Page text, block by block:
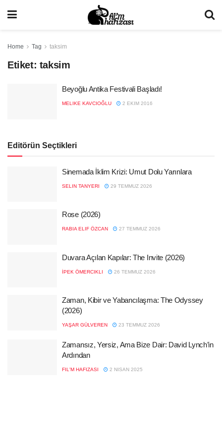
Home Tag taksim
Etiket: taksim
Beyoğlu Antika Festivali Başladı!
MELIKE KAVCIOĞLU 2 EKIM 2016
Editörün Seçtikleri
Sinemada İklim Krizi: Umut Dolu Yarınlara
SELIN TANYERI 29 TEMMUZ 2026
Rose (2026)
RABIA ELIF ÖZCAN 27 TEMMUZ 2026
Duvara Açılan Kapılar: The Invite (2026)
İPEK ÖMERCIKLI 26 TEMMUZ 2026
Zaman, Kibir ve Yabancılaşma: The Odyssey
(2026)
YAŞAR GÜLVEREN 23 TEMMUZ 2026
Zamansız, Yersiz, Ama Bize Dair: David Lynch’in
Ardından
FIL'M HAFIZASI 2 NISAN 2025